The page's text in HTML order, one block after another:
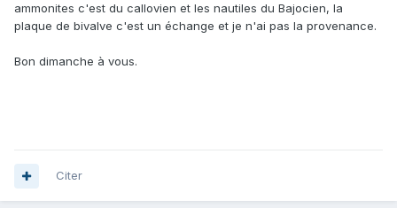
ammonites c'est du callovien et les nautiles du Bajocien, la
plaque de bivalve c'est un échange et je n'ai pas la provenance.
Bon dimanche à vous.
Citer